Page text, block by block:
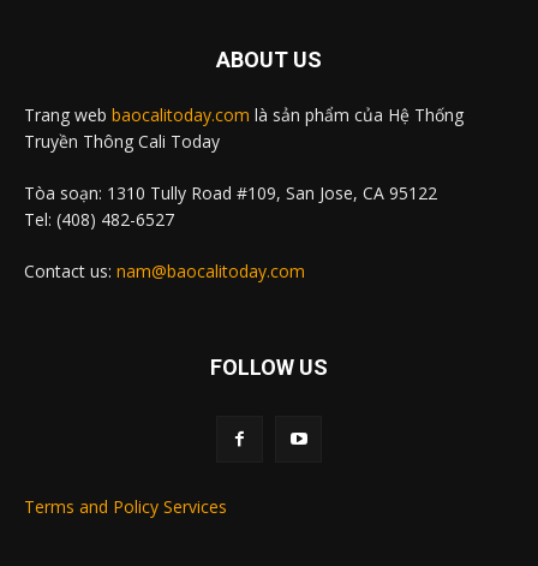
ABOUT US
Trang web baocalitoday.com là sản phẩm của Hệ Thống
Truyền Thông Cali Today
Tòa soạn: 1310 Tully Road #109, San Jose, CA 95122
Tel: (408) 482-6527
Contact us: nam@baocalitoday.com
FOLLOW US
Terms and Policy Services